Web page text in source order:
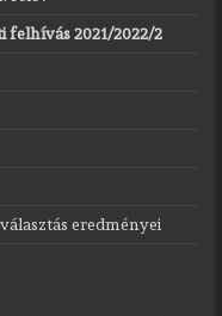
felhívás 2021/2022/2
eredményei